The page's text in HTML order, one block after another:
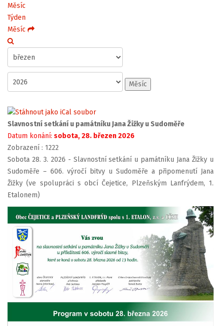
Měsíc
Týden
Měsíc
Měsíc
Slavnostní setkání u památníku Jana Žižky u Sudoměře
Datum konání: sobota, 28. březen 2026
Zobrazení : 1222
Sobota 28. 3. 2026 - Slavnostní setkání u památníku Jana Žižky u
Sudoměře – 606. výročí bitvy u Sudoměře a připomenutí Jana
Žižky (ve spolupráci s obcí Čejetice, Plzeňským Lanfrýdem, 1.
Etalonem)